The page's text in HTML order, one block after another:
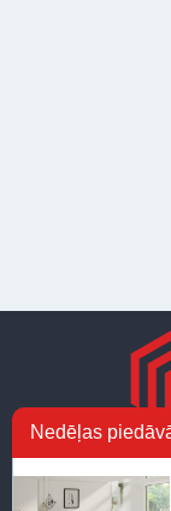
Ir noliktavā
Nedēļas